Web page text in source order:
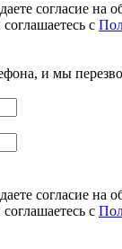
согласие на
с
и мы
согласие на
с